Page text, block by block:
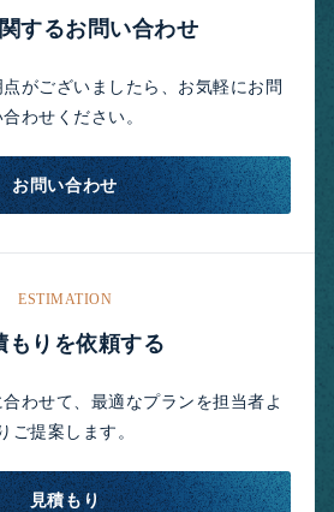
するお問い合わせ
がございましたら、お気軽にお問
合わせください。
お問い合わせ
ESTIMATION
もりを依頼する
わせて、最適なプランを担当者よ
りご提案します。
見積もり